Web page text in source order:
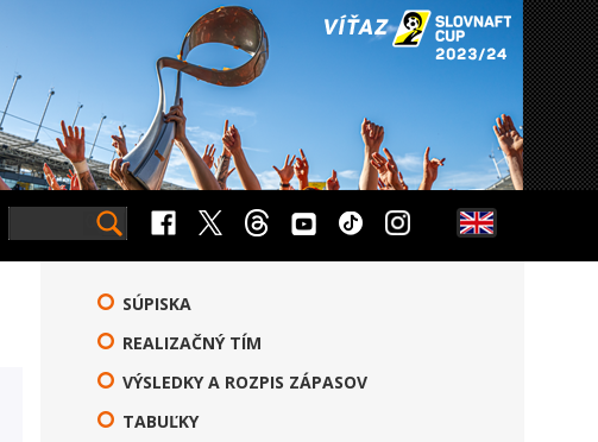
SÚPISKA
REALIZAČNÝ TÍM
VÝSLEDKY A ROZPIS ZÁPASOV
TABUĽKY